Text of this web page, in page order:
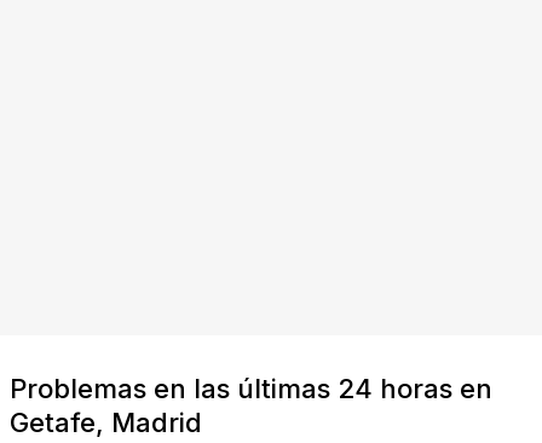
Problemas en las últimas 24 horas en
Getafe, Madrid